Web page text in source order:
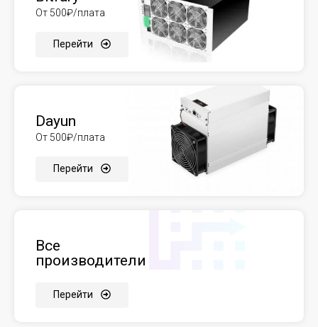
От 500₽/плата
Перейти
Dayun
От 500₽/плата
Перейти
Все
производители
Перейти